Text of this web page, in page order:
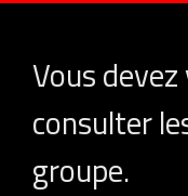
Vous
consulter
groupe.